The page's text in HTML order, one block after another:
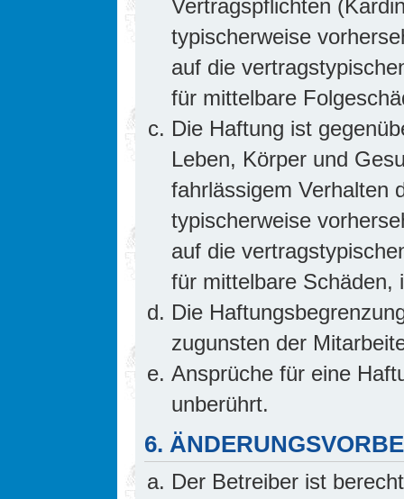
Vertragspflichten
typischerweise
auf die
für mittelbare
Die Haftung ist
Leben, Körper und
fahrlässigem Verhalten
typischerweise
auf die
für mittelbare Schäden,
Die
zugunsten der
Ansprüche für eine
unberührt.
6.
Der Betreiber ist